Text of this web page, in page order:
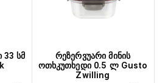
33 სმ
რეზერვუარი მინის
ოთხკუთხედი 0.5 ლ Gusto
Zwilling